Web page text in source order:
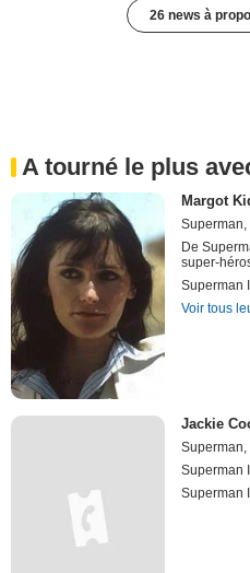
26 news à
A tourné le plus
Margot
Superman,
De
super-
Superman
Voir tous
Jackie
Superman,
Superman
Superman